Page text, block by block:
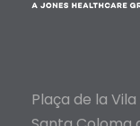
Plaça de la Vila